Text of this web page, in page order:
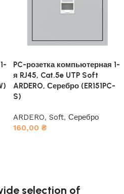
PC-розетка компьютерная 1-
я RJ45, Cat.5e UTP Soft
ARDERO, Серебро (ER151PC-
S)
ARDERO, Soft, Серебро
160,00 ₴
selection of